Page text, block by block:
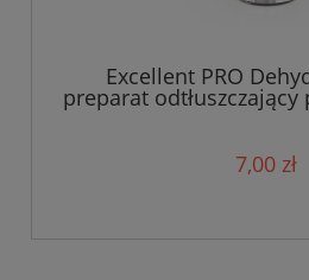
Excellent PRO
preparat odtłuszczający
7,00 zł